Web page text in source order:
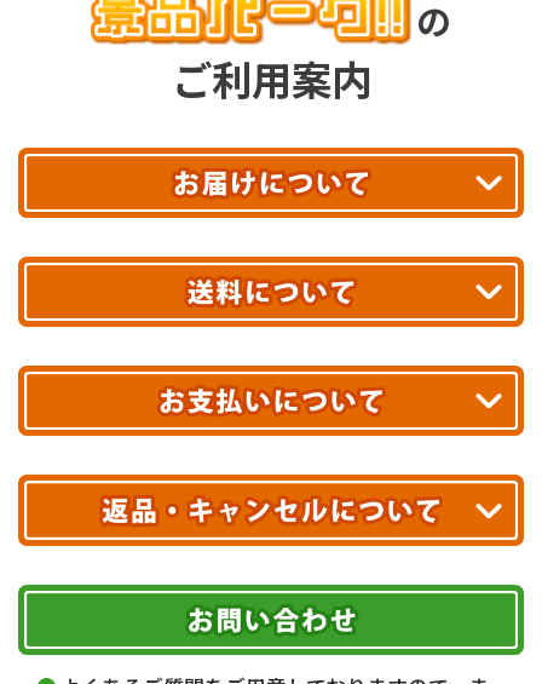
の
ご利用案内
最短翌日お届け!
あす着エリアが対象です。
エリアやお届け日の確認はこちら▶
※ 配送業者による配送遅延が生じる可能性がございます。
※ 沖縄・離島はお届けできません。
送料無料!
10,000円未満 全国一律1,100円(税込)
配送業者
ヤマト運輸
お届け可能時間帯
午前中 14～16時
16～18時
18～20時
19～21時 指定なし
クレジットカード
代金引換(現金のみ)
期限を含むルール（条件）や、お客様にご負担い
ただく費用がございます。
詳しくはこちら▶